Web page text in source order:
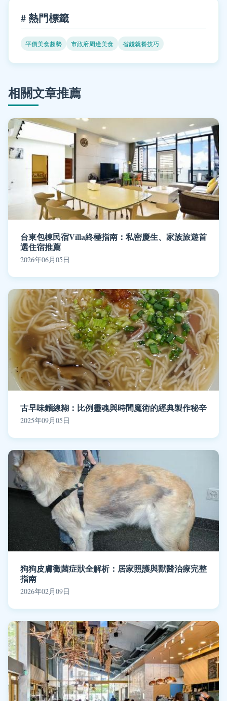
# 熱門標籤
平價美食趨勢 市政府周邊美食 省錢就餐技巧
相關文章推薦
台東包棟民宿Villa終極指南：私密慶生、家族旅遊首
選住宿推薦
2026年06月05日
古早味麵線糊：比例靈魂與時間魔術的經典製作秘辛
2025年09月05日
狗狗皮膚黴菌症狀全解析：居家照護與獸醫治療完整
指南
2026年02月09日